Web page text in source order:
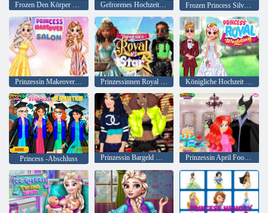
Frozen Den Körper online lernen Gefrorenes Hochzeitskleid Frozen Princess Silvester
Prinzessin Makeover Salon Prinzessinnen Royal vs. Star Königliche Hochzeit der Prinzessin
Princess -Abschluss Prinzessin Bargeld mich draußen Prinzessin April Fools Friseursalon